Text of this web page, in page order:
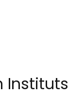
Instituts